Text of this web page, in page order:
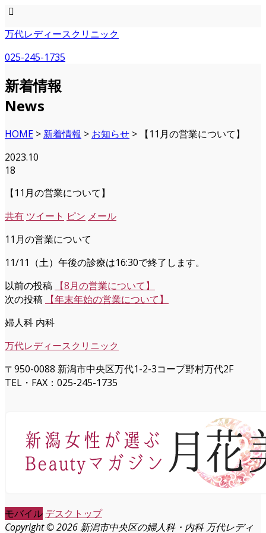
万代レディースクリニック
025-245-1735
新着情報
News
HOME > 新着情報 > お知らせ >
【11月の営業について】
2023.10
18
【11月の営業について】
共有 ツイート ピン メール
11月の営業について
11/11（土）午後の診療は16:30で終了します。
以前の投稿
【8月の営業について】
次の投稿
【年末年始の営業について】
婦人科 内科
万代レディースクリニック
〒950-0088 新潟市中央区万代1-2-3コープ野村万代2F
TEL・FAX：025-245-1735
モバイル デスクトップ
Copyright © 2026 新潟市中央区の婦人科・内科 万代レディ